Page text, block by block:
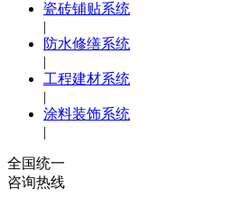
瓷砖铺贴系统
|
防水修缮系统
|
工程建材系统
|
涂料装饰系统
|
全国统一
咨询热线